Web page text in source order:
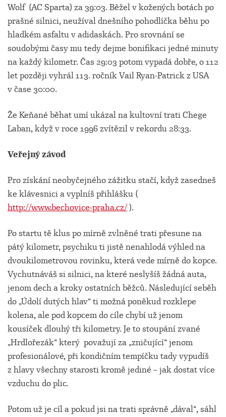
Wolf (AC Sparta) za 39:03. Běžel v kožených botách po
prašné silnici, neužíval dnešního pohodlíčka běhu po
hladkém asfaltu v adidaskách. Pro srovnání se
soudobými časy mu tedy dejme bonifikaci jedné minuty
na každý kilometr. Čas 29:03 potom vypadá dobře, o 112
let později vyhrál 113. ročník Vail Ryan-Patrick z USA
v čase 30:00.
Že Keňané běhat umí ukázal na kultovní trati Chege
Laban, když v roce 1996 zvítězil v rekordu 28:33.
Veřejný závod
Pro získání neobyčejného zážitku stačí, když zasedneš
ke klávesnici a vyplníš přihlášku (
http://www.bechovice-praha.cz/).
Po startu tě klus po mírně zvlněné trati přesune na
pátý kilometr, psychiku ti jistě nenahlodá výhled na
dvoukilometrovou rovinku, která vede mírně do kopce.
Vychutnáváš si silnici, na které neslyšíš žádná auta,
jenom dech a kroky ostatních běžců. Následující seběh
do „Údolí dutých hlav“ ti možná poněkud rozklepe
kolena, ale pod kopcem do cíle chybí už jenom
kousíček dlouhý tři kilometry. Je to stoupání zvané
„Hrdlořezák“ který považují za „zničující“ jenom
profesionálové, při kondičním tempíčku tady vypudíš
z hlavy všechny starosti kromě jediné – jak dostat více
vzduchu do plic.
Potom už je cíl a pokud jsi na trati správně „dával“, sáhl